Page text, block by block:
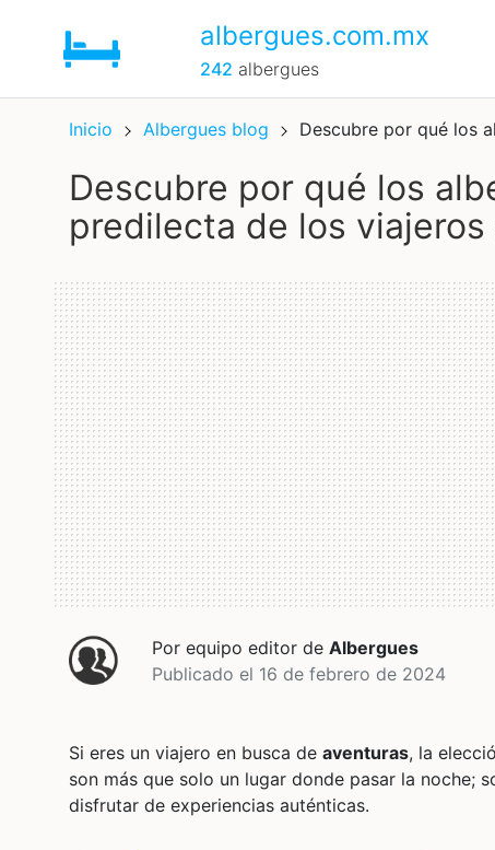
albergues.com.mx
242 albergues
Inicio Albergues blog Descubre por qué los
descubre por qué los albergues son la elección
predilecta de los viajeros
Por equipo editor de Albergues
Publicado el 16 de febrero de 2024
Si eres un viajero en busca de aventuras, la
son más que solo un lugar donde pasar la noche;
disfrutar de experiencias auténticas.